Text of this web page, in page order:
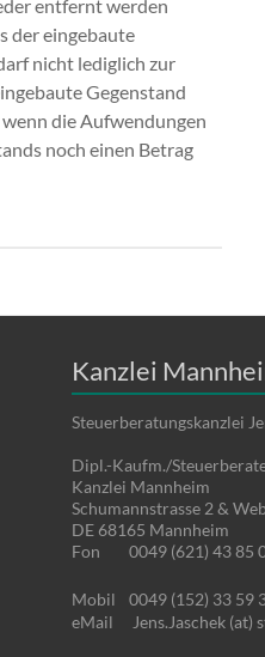
entfernt werden
der eingebaute
nicht lediglich zur
Gegenstand
die Aufwendungen
noch einen Betrag
Kanzlei
Steuerberatungskanzlei
Dipl.-Kaufm./
Kanzlei Mannheim
Schumannstrasse 2 &
DE 68165 Mannheim
Fon
0049 (621) 43 85
Mobil
0049 (152) 33 59
eMail
Jens.Jaschek (at)